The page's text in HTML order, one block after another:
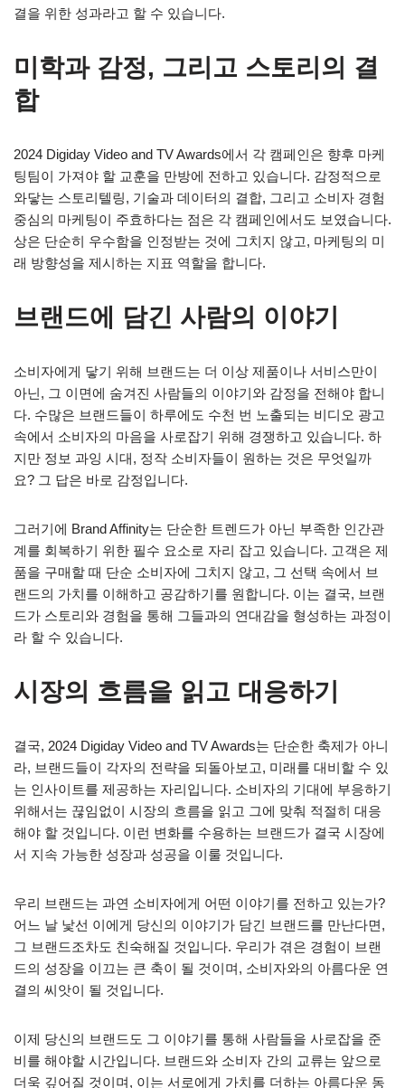
결을 위한 성과라고 할 수 있습니다.
미학과 감정, 그리고 스토리의 결
합
2024 Digiday Video and TV Awards에서 각 캠페인은 향후 마케
팅팀이 가져야 할 교훈을 만방에 전하고 있습니다. 감정적으로
와닿는 스토리텔링, 기술과 데이터의 결합, 그리고 소비자 경험
중심의 마케팅이 주효하다는 점은 각 캠페인에서도 보였습니다.
상은 단순히 우수함을 인정받는 것에 그치지 않고, 마케팅의 미
래 방향성을 제시하는 지표 역할을 합니다.
브랜드에 담긴 사람의 이야기
소비자에게 닿기 위해 브랜드는 더 이상 제품이나 서비스만이
아닌, 그 이면에 숨겨진 사람들의 이야기와 감정을 전해야 합니
다. 수많은 브랜드들이 하루에도 수천 번 노출되는 비디오 광고
속에서 소비자의 마음을 사로잡기 위해 경쟁하고 있습니다. 하
지만 정보 과잉 시대, 정작 소비자들이 원하는 것은 무엇일까
요? 그 답은 바로 감정입니다.
그러기에 Brand Affinity는 단순한 트렌드가 아닌 부족한 인간관
계를 회복하기 위한 필수 요소로 자리 잡고 있습니다. 고객은 제
품을 구매할 때 단순 소비자에 그치지 않고, 그 선택 속에서 브
랜드의 가치를 이해하고 공감하기를 원합니다. 이는 결국, 브랜
드가 스토리와 경험을 통해 그들과의 연대감을 형성하는 과정이
라 할 수 있습니다.
시장의 흐름을 읽고 대응하기
결국, 2024 Digiday Video and TV Awards는 단순한 축제가 아니
라, 브랜드들이 각자의 전략을 되돌아보고, 미래를 대비할 수 있
는 인사이트를 제공하는 자리입니다. 소비자의 기대에 부응하기
위해서는 끊임없이 시장의 흐름을 읽고 그에 맞춰 적절히 대응
해야 할 것입니다. 이런 변화를 수용하는 브랜드가 결국 시장에
서 지속 가능한 성장과 성공을 이룰 것입니다.
우리 브랜드는 과연 소비자에게 어떤 이야기를 전하고 있는가?
어느 날 낯선 이에게 당신의 이야기가 담긴 브랜드를 만난다면,
그 브랜드조차도 친숙해질 것입니다. 우리가 겪은 경험이 브랜
드의 성장을 이끄는 큰 축이 될 것이며, 소비자와의 아름다운 연
결의 씨앗이 될 것입니다.
이제 당신의 브랜드도 그 이야기를 통해 사람들을 사로잡을 준
비를 해야할 시간입니다. 브랜드와 소비자 간의 교류는 앞으로
더욱 깊어질 것이며, 이는 서로에게 가치를 더하는 아름다운 동